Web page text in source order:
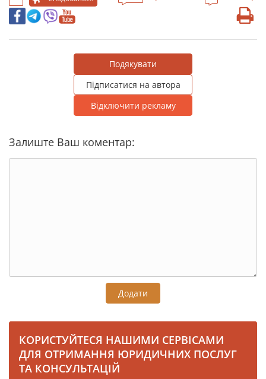
Подякувати
Підписатися на автора
Відключити рекламу
Залиште Ваш коментар:
Додати
КОРИСТУЙТЕСЯ НАШИМИ СЕРВІСАМИ
ДЛЯ ОТРИМАННЯ ЮРИДИЧНИХ ПОСЛУГ
ТА КОНСУЛЬТАЦІЙ